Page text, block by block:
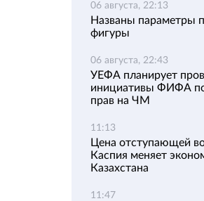
06 августа, 22:13
Названы параметры
фигуры
06 августа, 22:43
УЕФА планирует
инициативы ФИФА
прав на ЧМ
11:13
Цена отступающей
Каспия меняет
Казахстана
11:47